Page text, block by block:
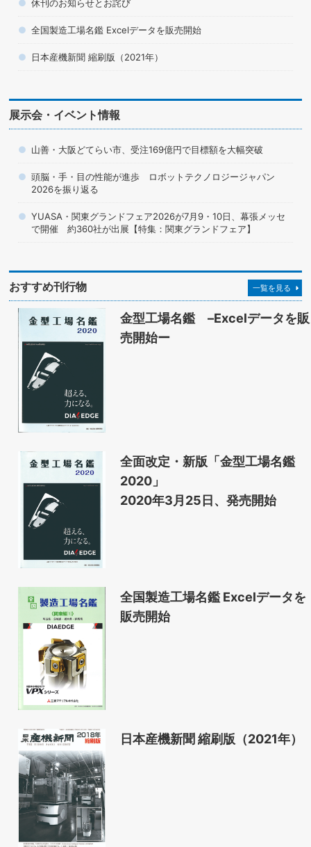
休刊のお知らせとお詫び
全国製造工場名鑑 Excelデータを販売開始
日本産機新聞 縮刷版（2021年）
展示会・イベント情報
山善・大阪どてらい市、受注169億円で目標額を大幅突破
頭脳・手・目の性能が進歩 ロボットテクノロジージャパン
2026を振り返る
YUASA・関東グランドフェア2026が7月9・10日、幕張メッセ
で開催 約360社が出展【特集：関東グランドフェア】
おすすめ刊行物 一覧を見る
金型工場名鑑 –Excelデータを販
売開始ー
全面改定・新版「金型工場名鑑
2020」
2020年3月25日、発売開始
全国製造工場名鑑 Excelデータを
販売開始
日本産機新聞 縮刷版（2021年）